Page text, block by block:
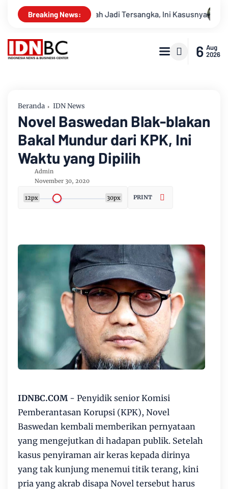
Breaking News:
Jadi Tersangka, Ini Kasusnya Apel Gabungan
6 Aug
2026
Beranda IDN News
Novel Baswedan Blak-blakan
Bakal Mundur dari KPK, Ini
Waktu yang Dipilih
Admin
November 30, 2020
12px 30px PRINT
IDNBC.COM - Penyidik senior Komisi
Pemberantasan Korupsi (KPK), Novel
Baswedan kembali memberikan pernyataan
yang mengejutkan di hadapan publik. Setelah
kasus penyiraman air keras kepada dirinya
yang tak kunjung menemui titik terang, kini
pria yang akrab disapa Novel tersebut harus